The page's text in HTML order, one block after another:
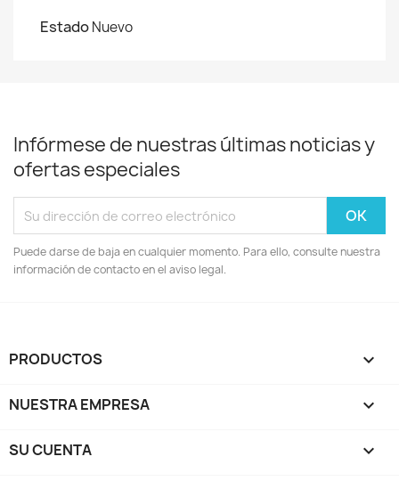
EstadoNuevo
Infórmese de nuestras últimas noticias y
ofertas especiales
Puede darse de baja en cualquier momento. Para ello, consulte nuestra
información de contacto en el aviso legal.
PRODUCTOS 
NUESTRA EMPRESA 
SU CUENTA 